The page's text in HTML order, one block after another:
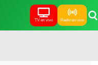
TV en vivo Radio en vivo